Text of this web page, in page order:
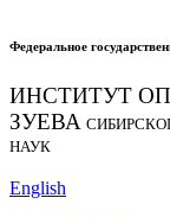
Федеральное
ИНСТИТУТ
ЗУЕВА
НАУК
English